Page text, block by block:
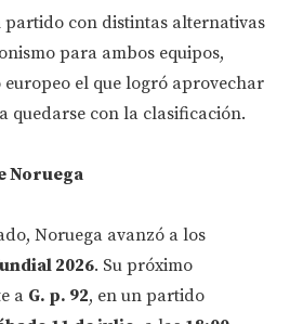
partido con distintas alternativas
para ambos equipos,
el que logró aprovechar
quedarse con la clasificación.
Noruega
Noruega avanzó a los
2026. Su próximo
a G. p. 92, en un partido